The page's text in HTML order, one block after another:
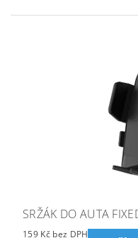
SRŽÁK DO AUTA
159 Kč bez DPH